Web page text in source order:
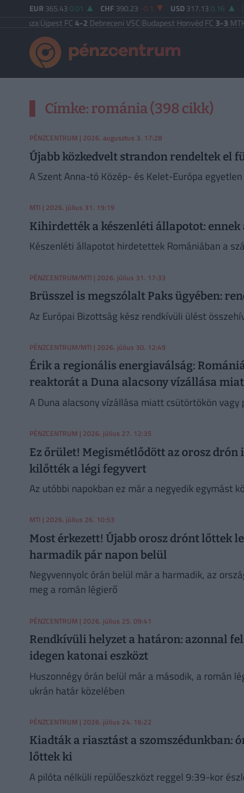
EUR 365.43 0.01 CHF 390.23 -0.1 USD 317.13 0.16
Újpest FC4-2Debreceni VSC|Budapest Honvéd FC3-3MTK
Címke: románia (398 cikk)
PÉNZCENTRUM | 2026. augusztus 3. 17:28
Újabb közkedvelt strandon rendeltek el
A Szent Anna-tó Közép- és Kelet-Európa
MTI | 2026. július 31. 19:19
Kihirdették a készenléti állapotot:
Készenléti állapotot hirdetettek Romániában a
PÉNZCENTRUM/MTI | 2026. július 31. 17:33
Brüsszel is megszólalt Paks ügyében:
Az Európai Bizottság kész rendkívüli ülést
PÉNZCENTRUM/MTI | 2026. július 30. 12:49
Érik a regionális energiaválság:
reaktorát a Duna alacsony vízállása
A Duna alacsony vízállása miatt csütörtökön
PÉNZCENTRUM | 2026. július 27. 12:35
Ez őrület! Megismétlődött az orosz
kilőtték a légi fegyvert
Az utóbbi napokban ez már a negyedik egymást
MTI | 2026. július 26. 10:53
Most érkezett! Újabb orosz drónt lőttek
harmadik pár napon belül
Negyvennyolc órán belül már a harmadik, az
meg a román légierő
PÉNZCENTRUM | 2026. július 25. 09:41
Rendkívüli helyzet a határon: azonnal
idegen katonai eszközt
Huszonnégy órán belül már a második, a román
ukrán határ közelében
PÉNZCENTRUM | 2026. július 24. 16:22
Kiadták a riasztást a szomszédunkban:
lőttek ki
A pilóta nélküli repülőeszközt reggel 9:39-kor